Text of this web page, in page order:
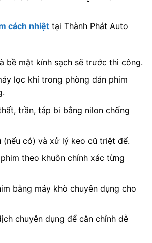
cách nhiệt tại Thành Phát Auto
bề mặt kính sạch sẽ trước thi công.
lọc khí trong phòng dán phim
trần, táp bi bằng nilon chống
(nếu có) và xử lý keo cũ triệt để.
theo khuôn chính xác từng
bằng máy khò chuyên dụng cho
chuyên dụng để căn chỉnh dễ